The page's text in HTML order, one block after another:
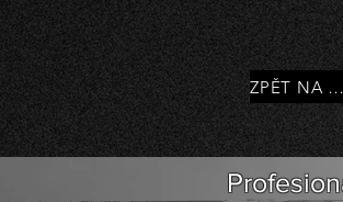
ZPĚT NA HLAVNÍ STRÁNKU